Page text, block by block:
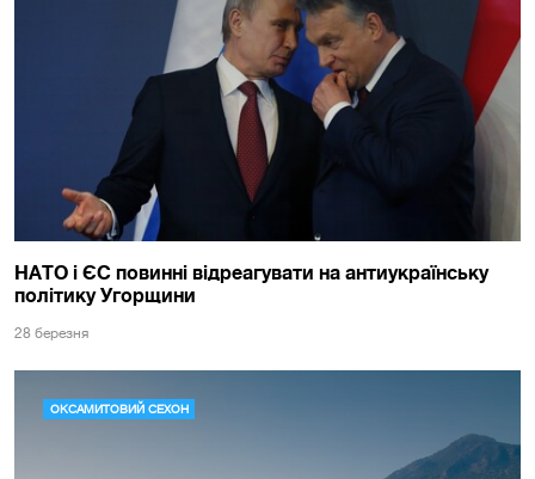
НАТО і ЄС повинні відреагувати на антиукраїнську
політику Угорщини
28 березня
ОКСАМИТОВИЙ СЕХОН